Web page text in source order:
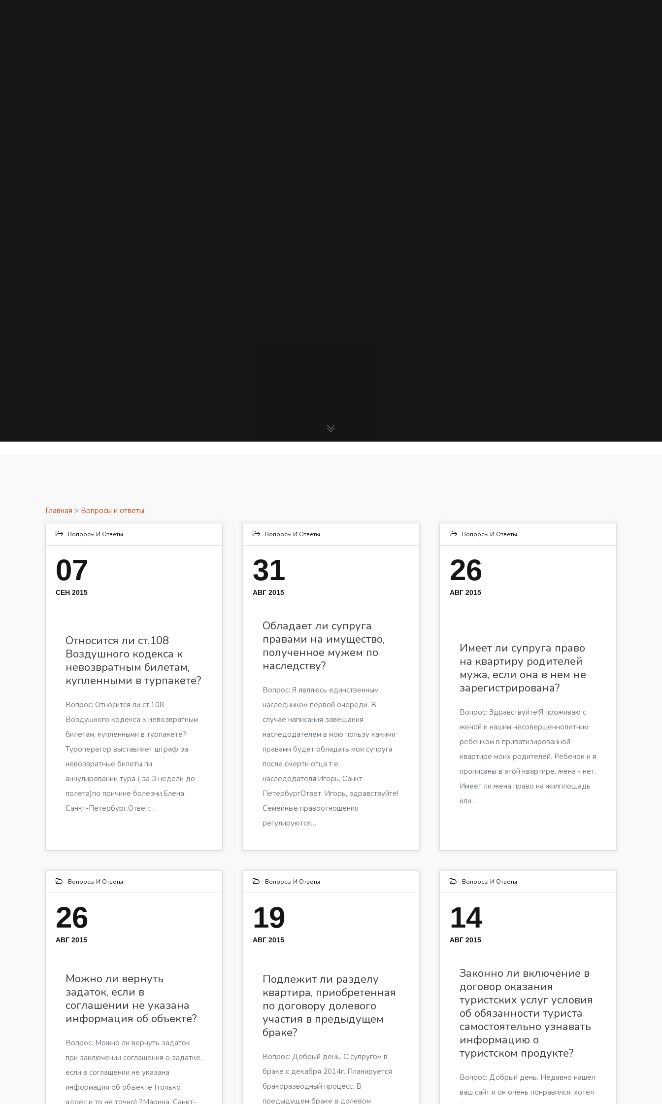
Главная > Вопросы и ответы
Вопросы И Ответы
07
СЕН 2015
Относится ли ст.108
Воздушного кодекса к
невозвратным билетам,
купленными в турпакете?
Вопрос: Относится ли ст.108
Воздушного кодекса к невозвратным
билетам, купленными в турпакете?
Туроператор выставляет штраф за
невозвратные билеты пи
аннулировании тура ( за 3 недели до
полета)по причине болезни.Елена,
Санкт-Петербург.Ответ:…
Вопросы И Ответы
31
АВГ 2015
Обладает ли супруга
правами на имущество,
полученное мужем по
наследству?
Вопрос: Я являюсь единственным
наследником первой очереди. В
случае написания завещания
наследодателем в мою пользу какими
правами будет обладать моя супруга
после смерти отца т.е.
наследодателя.Игорь, Санкт-
ПетербургОтвет: Игорь, здравствуйте!
Семейные правоотношения
регулируются…
Вопросы И Ответы
26
АВГ 2015
Имеет ли супруга право
на квартиру родителей
мужа, если она в нем не
зарегистрирована?
Вопрос: Здравствуйте!Я проживаю с
женой и нашим несовершеннолетним
ребенком в приватизированной
квартире моих родителей. Ребенок и я
прописаны в этой квартире, жена - нет.
Имеет ли жена право на жилплощадь
или…
Вопросы И Ответы
26
АВГ 2015
Можно ли вернуть
задаток, если в
соглашении не указана
информация об объекте?
Вопрос: Можно ли вернуть задаток
при заключении соглашения о задатке,
если в соглашении не указана
информация об объекте (только
адрес и то не точно) ?Марина, Санкт-
Вопросы И Ответы
19
АВГ 2015
Подлежит ли разделу
квартира, приобретенная
по договору долевого
участия в предыдущем
браке?
Вопрос: Добрый день. С супругом в
браке с декабря 2014г. Планируется
бракоразводный процесс. В
предыдущем браке в долевом
Вопросы И Ответы
14
АВГ 2015
Законно ли включение в
договор оказания
туристских услуг условия
об обязанности туриста
самостоятельно узнавать
информацию о
туристском продукте?
Вопрос: Добрый день. Недавно нашёл
ваш сайт и он очень понравился, хотел